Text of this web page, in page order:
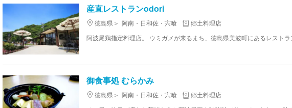
産直レストランodori
徳島県 阿南・日和佐・宍喰
郷土料理店
御食事処 むらかみ
徳島県 阿南・日和佐・宍喰
郷土料理店